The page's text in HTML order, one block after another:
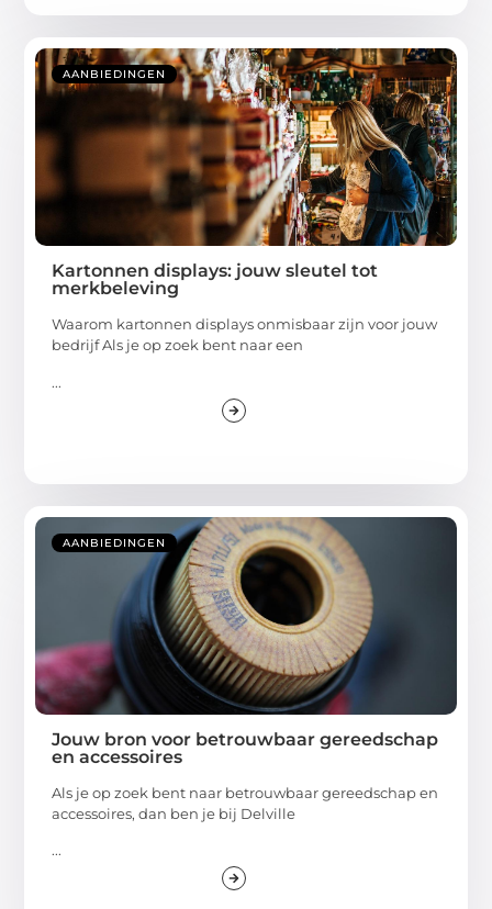
AANBIEDINGEN
Kartonnen displays: jouw sleutel tot
merkbeleving
Waarom kartonnen displays onmisbaar zijn voor jouw
bedrijf Als je op zoek bent naar een
...
AANBIEDINGEN
Jouw bron voor betrouwbaar gereedschap
en accessoires
Als je op zoek bent naar betrouwbaar gereedschap en
accessoires, dan ben je bij Delville
...